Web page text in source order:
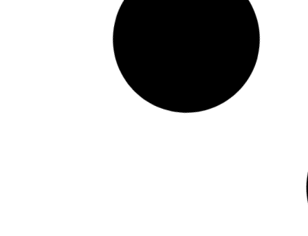
Wie kann ich selbst Leads
generieren?